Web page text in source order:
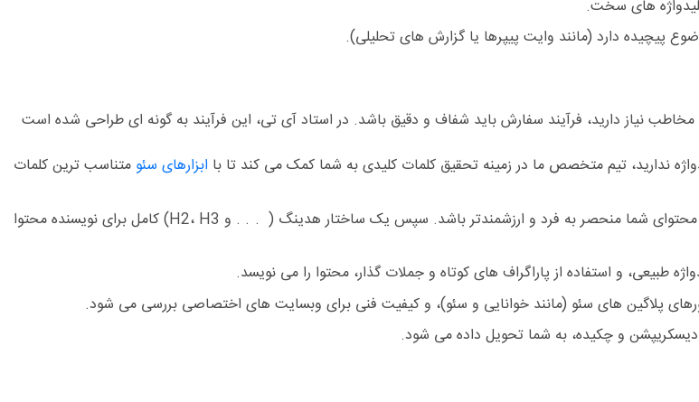
های سخت.
دارد (مانند وایت پیپرها یا گزارش های تحلیلی).
نیاز دارید، فرآیند سفارش باید شفاف و دقیق باشد. دراستاد آی تی، این فرآیند به گونه ای طراحی شده است
ندارید، تیم متخصص ما در زمینه تحقیق کلمات کلیدی به شما کمک می کند تا با ابزارهای سئو متناسب ترین کلمات
قبل از نگارش، محتوای رقبا به طور کامل بررسی می شود تا محتوای شما منحصر به فرد و ارزشمندتر باشد. سپس یک ساختار هدینگ ( . . . و H2، H3) کامل برای نویسنده محتوا
طبیعی، و استفاده از پاراگراف های کوتاه و جملات گذار، محتوا را می نویسد.
پلاگین های سئو (مانند خوانایی و سئو)، و کیفیت فنی برای وبسایت های اختصاصی بررسی می شود.
دیسکریپشن و چکیده، به شما تحویل داده می شود.